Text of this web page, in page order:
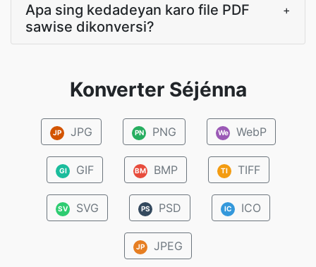
Apa sing kedadeyan karo file PDF
sawise dikonversi?
+
Konverter Séjénna
JP JPG PN PNG We WebP
GI GIF BM BMP TI TIFF
SV SVG PS PSD IC ICO
JP JPEG